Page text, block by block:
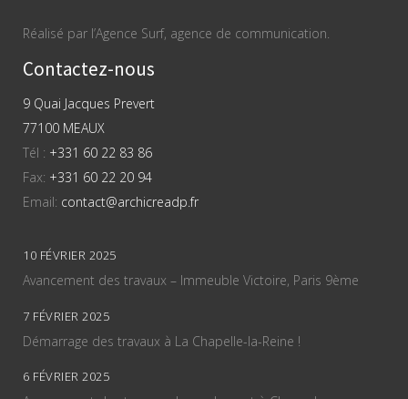
Réalisé par l’Agence Surf, agence de communication.
Contactez-nous
9 Quai Jacques Prevert
77100 MEAUX
Tél : +331 60 22 83 86
Fax: +331 60 22 20 94
Email: contact@archicreadp.fr
10 FÉVRIER 2025
Avancement des travaux – Immeuble Victoire, Paris 9ème
7 FÉVRIER 2025
Démarrage des travaux à La Chapelle-la-Reine !
6 FÉVRIER 2025